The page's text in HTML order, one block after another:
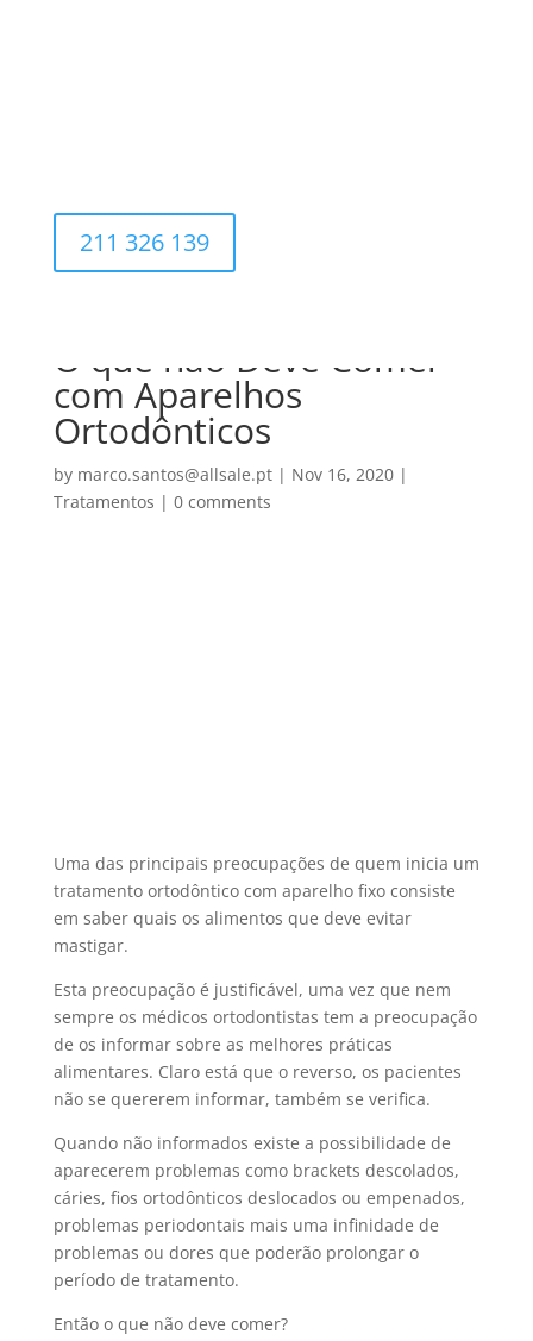
211 326 139
O que não Deve Comer
com Aparelhos
Ortodônticos
by marco.santos@allsale.pt| Nov 16, 2020|
Tratamentos | 0 comments
Uma das principais preocupações de quem inicia um
tratamento ortodôntico com aparelho fixo consiste
em saber quais os alimentos que deve evitar
mastigar.
Esta preocupação é justificável, uma vez que nem
sempre os médicos ortodontistas tem a preocupação
de os informar sobre as melhores práticas
alimentares. Claro está que o reverso, os pacientes
não se quererem informar, também se verifica.
Quando não informados existe a possibilidade de
aparecerem problemas como brackets descolados,
cáries, fios ortodônticos deslocados ou empenados,
problemas periodontais mais uma infinidade de
problemas ou dores que poderão prolongar o
período de tratamento.
Então o que não deve comer?